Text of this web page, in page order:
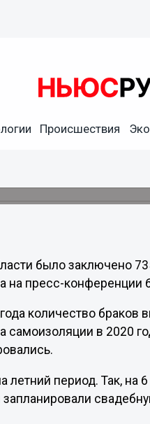
Происшествия
области
было заключено
на пресс-конференции
количество браков
самоизоляции в 2020
летний период. Так, на